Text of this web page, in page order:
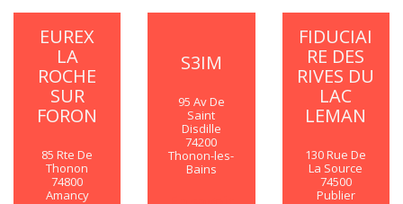
EUREX
LA
ROCHE
SUR
FORON
85 Rte De
Thonon
74800
Amancy
S3IM
95 Av De
Saint
Disdille
74200
Thonon-les-
Bains
FIDUCIAI
RE DES
RIVES DU
LAC
LEMAN
130 Rue De
La Source
74500
Publier